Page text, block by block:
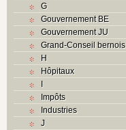
G
Gouvernement BE
Gouvernement JU
Grand-Conseil bernois
H
Hôpitaux
I
Impôts
Industries
J